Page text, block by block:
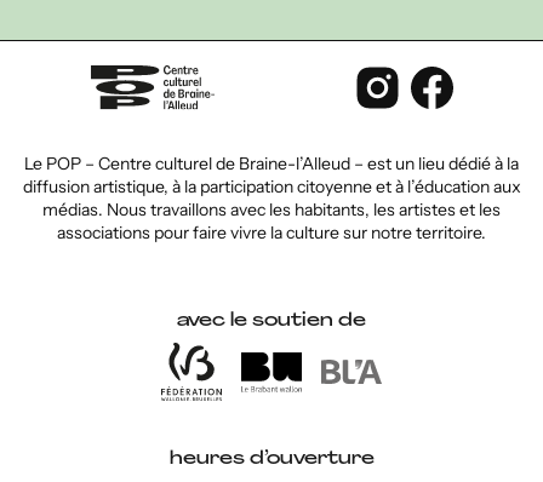
Le POP – Centre culturel de Braine-l’Alleud – est un lieu dédié à la
diffusion artistique, à la participation citoyenne et à l’éducation aux
médias. Nous travaillons avec les habitants, les artistes et les
associations pour faire vivre la culture sur notre territoire.
avec le soutien de
heures d’ouverture